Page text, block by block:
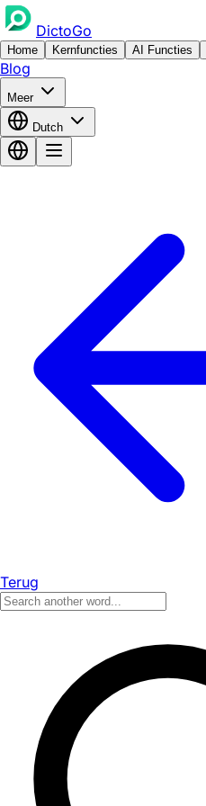
DictoGo
Home Kernfuncties AI Functies
Blog
Meer
Dutch
Terug